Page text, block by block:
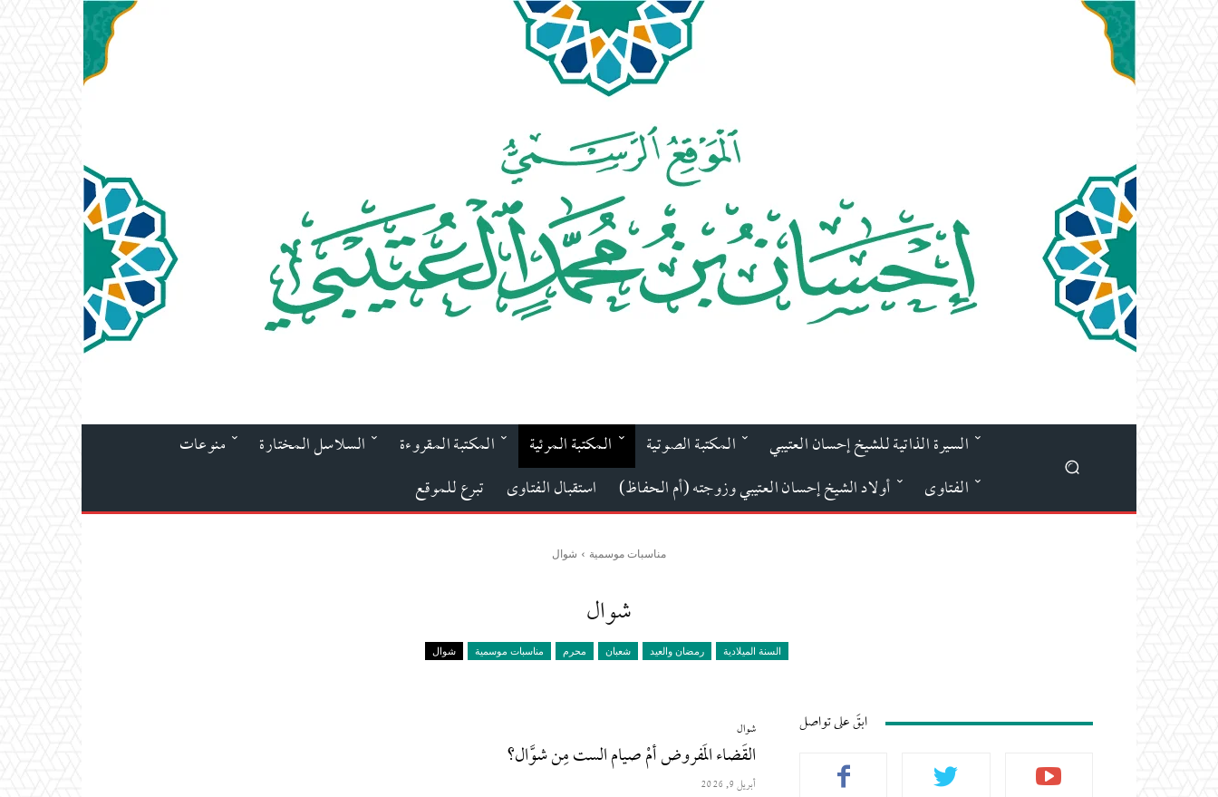
السيرة الذاتية للشيخ إحسان العتيبي المكتبة الصوتية المكتبة المرئية المكتبة المقروءة السلاسل المختارة
منوعات
الفتاوى
أولاد الشيخ إحسان العتيبي وزوجته (أم الحفاظ) استقبال الفتاوى تبرع للموقع
مناسبات موسمية شوال
شوال
السنة الميلادية رمضان والعيد شعبان محرم مناسبات موسمية شوال
شوال
القَضاء المَفروض أمْ صيام الست مِن شوَّال؟
أبريل 9, 2026
ابقَ على تواصل